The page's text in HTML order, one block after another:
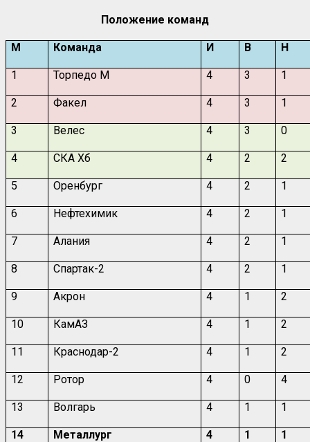
Положение команд
М Команда И В Н
1 Торпедо М 4 3 1
2 Факел 4 3 1
3 Велес 4 3 0
4 СКА Хб 4 2 2
5 Оренбург 4 2 1
6 Нефтехимик 4 2 1
7 Алания 4 2 1
8 Спартак-2 4 2 1
9 Акрон 4 1 2
10 КамАЗ 4 1 2
11 Краснодар-2 4 1 2
12 Ротор 4 0 4
13 Волгарь 4 1 1
14 Металлург 4 1 1